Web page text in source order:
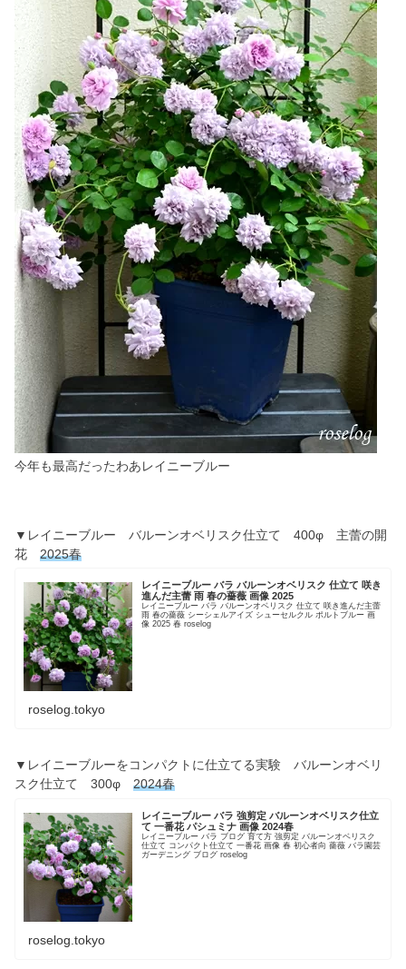
今年も最高だったわあレイニーブルー
▼レイニーブルー バルーンオベリスク仕立て 400φ 主蕾の開
花 2025春
レイニーブルー バラ バルーンオベリスク 仕立て 咲き
進んだ主蕾 雨 春の薔薇 画像 2025
レイニーブルー バラ バルーンオベリスク 仕立て 咲き進んだ主蕾
雨 春の薔薇 シーシェルアイズ シューセルクル ポルトブルー 画
像 2025 春 roselog
roselog.tokyo
▼レイニーブルーをコンパクトに仕立てる実験 バルーンオベリ
スク仕立て 300φ 2024春
レイニーブルー バラ 強剪定 バルーンオベリスク仕立
て 一番花 パシュミナ 画像 2024春
レイニーブルー バラ ブログ 育て方 強剪定 バルーンオベリスク
仕立て コンパクト仕立て 一番花 画像 春 初心者向 薔薇 バラ園芸
ガーデニング ブログ roselog
roselog.tokyo